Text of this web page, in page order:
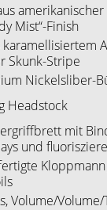
Mist“-Finish
karamellisiertem
Skunk-Stripe
Nickelsliber-
Headstock
mit
und
Kloppmann
Volume/Volume/